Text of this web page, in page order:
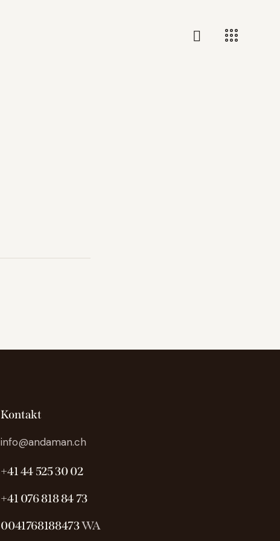
Kontakt
info@andaman.ch
+41 44 525 30 02
+41 076 818 84 73
0041768188473WA